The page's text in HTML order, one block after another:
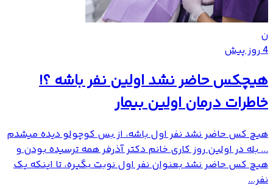
ن
4 روز پیش
هیچکس حاضر نشد اولین نفر باشه ؟!
خاطرات درمان اولین بیمار
هیچ کس حاضر نشد نفر اول باشه، از بس کوچولو دیده میشدم
... بله در اولین روز کاری خانم دکتر آذرفر همه ترسیده بودن و
هیچ کس حاضر نشد بعنوان نفر اول نوبت بگیره، تا اینکه یک
نفر...